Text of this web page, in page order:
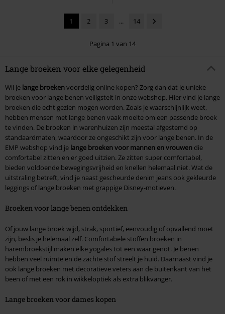
1 2 3 ... 14
Pagina 1 van 14
Lange broeken voor elke gelegenheid
Wil je lange broekenvoordelig online kopen? Zorg dan dat je unieke
broeken voor lange benen veiligstelt in onze webshop. Hier vind je lange
broeken die echt gezien mogen worden. Zoals je waarschijnlijk weet,
hebben mensen met lange benen vaak moeite om een passende broek
te vinden. De broeken in warenhuizen zijn meestal afgestemd op
standaardmaten, waardoor ze ongeschikt zijn voor lange benen. In de
EMP webshop vind je lange broeken voor mannen en vrouwen die
comfortabel zitten en er goed uitzien. Ze zitten super comfortabel,
bieden voldoende bewegingsvrijheid en knellen helemaal niet. Wat de
uitstraling betreft, vind je naast gescheurde denim jeans ook gekleurde
leggings of lange broeken met grappige Disney-motieven.
Broeken voor lange benen ontdekken
Of jouw lange broek wijd, strak, sportief, eenvoudig of opvallend moet
zijn, beslis je helemaal zelf. Comfortabele stoffen broeken in
harembroekstijl maken elke yogales tot een waar genot. Je benen
hebben veel ruimte en de zachte stof streelt je huid. Daarnaast vind je
ook lange broeken met decoratieve veters aan de buitenkant van het
been of met een rok in wikkeloptiek als extra blikvanger.
Lange broeken voor dames kopen